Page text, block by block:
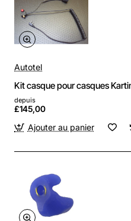
Autotel
Kit casque pour casques
depuis
£145,00
Ajouter au panier